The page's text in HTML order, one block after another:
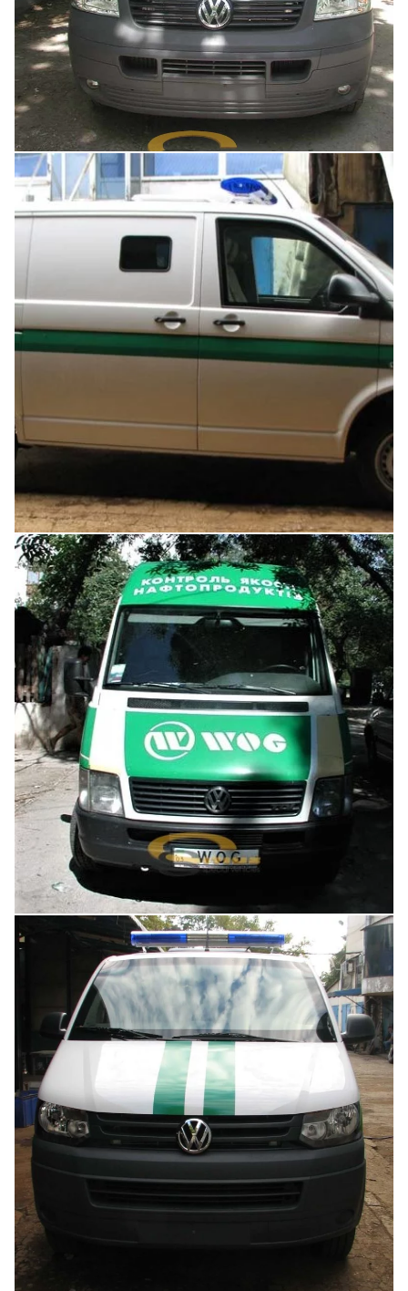
Увеличить
Увеличить